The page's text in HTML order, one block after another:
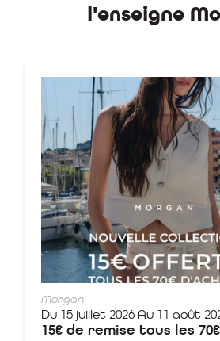
l'enseigne
Morgan
Du 15 juillet 2026 Au 11 août
15€ de remise tous les